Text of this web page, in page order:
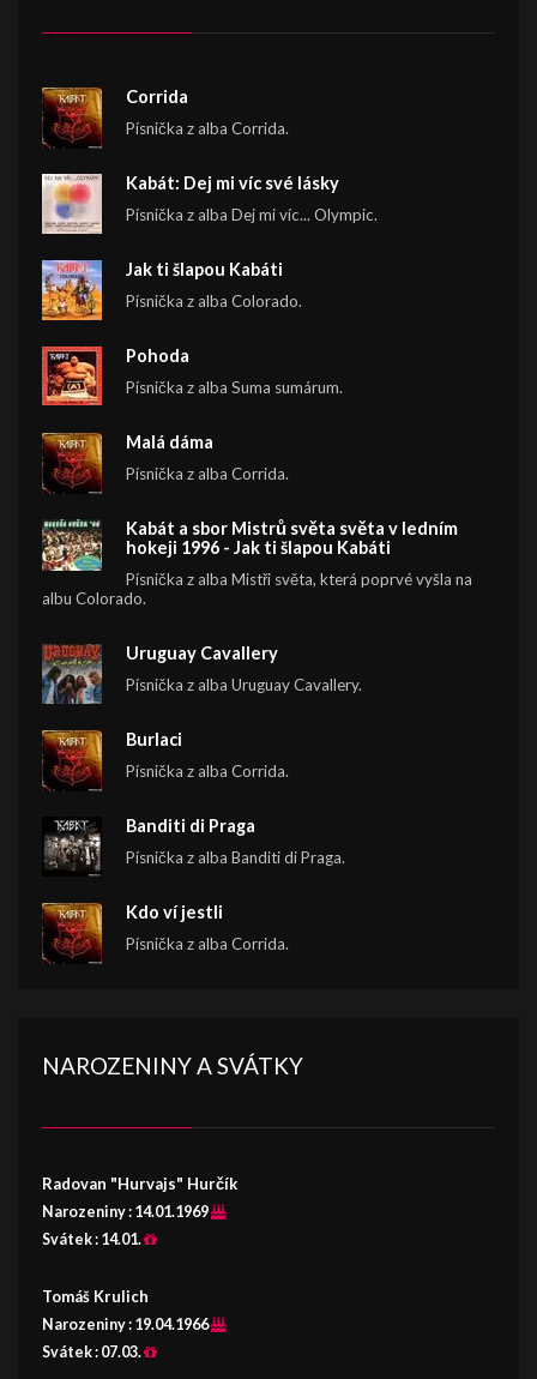
Corrida
Písnička z alba Corrida.
Kabát: Dej mi víc své lásky
Písnička z alba Dej mi víc... Olympic.
Jak ti šlapou Kabáti
Písnička z alba Colorado.
Pohoda
Písnička z alba Suma sumárum.
Malá dáma
Písnička z alba Corrida.
Kabát a sbor Mistrů světa světa v ledním
hokeji 1996 - Jak ti šlapou Kabáti
Písnička z alba Mistři světa, která poprvé vyšla na
albu Colorado.
Uruguay Cavallery
Písnička z alba Uruguay Cavallery.
Burlaci
Písnička z alba Corrida.
Banditi di Praga
Písnička z alba Banditi di Praga.
Kdo ví jestli
Písnička z alba Corrida.
NAROZENINY A SVÁTKY
Radovan "Hurvajs" Hurčík
Narozeniny : 14.01.1969
Svátek : 14.01.
Tomáš Krulich
Narozeniny : 19.04.1966
Svátek : 07.03.